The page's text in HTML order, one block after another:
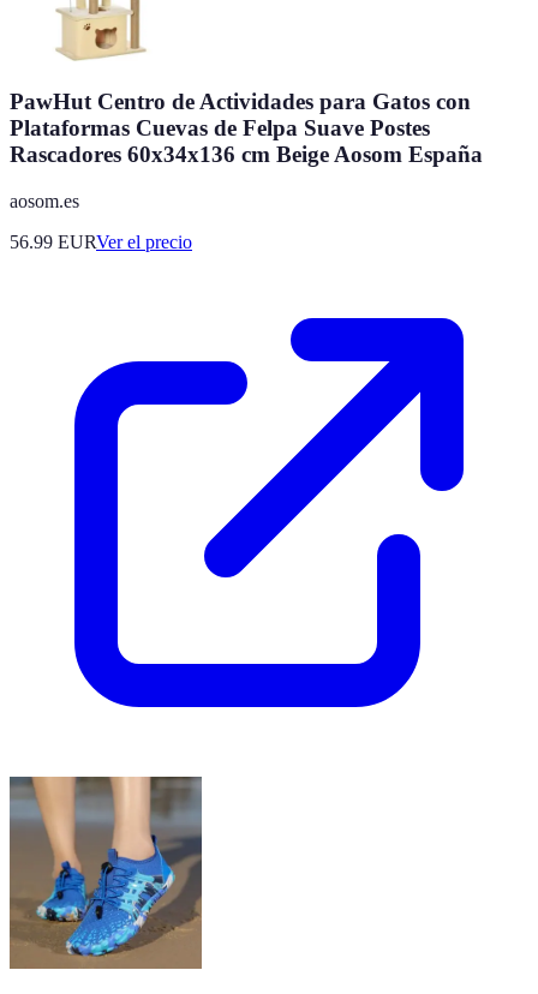
PawHut Centro de Actividades para Gatos con
Plataformas Cuevas de Felpa Suave Postes
Rascadores 60x34x136 cm Beige Aosom España
aosom.es
56.99 EURVer el precio